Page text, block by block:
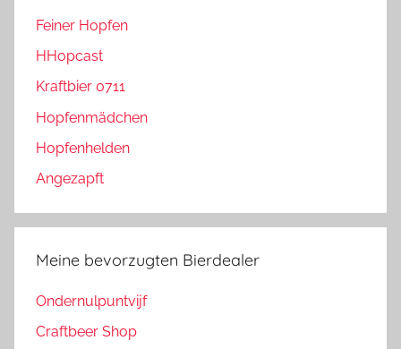
Feiner Hopfen
HHopcast
Kraftbier 0711
Hopfenmädchen
Hopfenhelden
Angezapft
Meine bevorzugten Bierdealer
Ondernulpuntvijf
Craftbeer Shop